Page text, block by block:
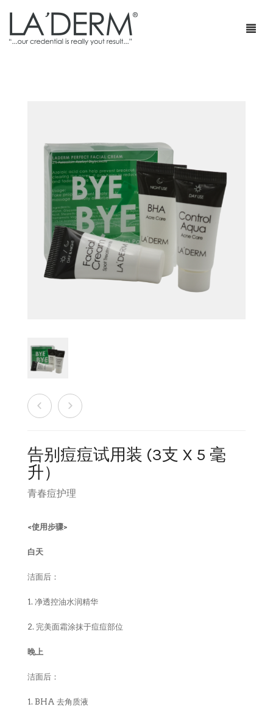
青春痘护理
防止敏感及修复
身体护理
面膜
保湿
疗程套装
卸妆水
消毒液
最新促销
特级销售商店
告别痘痘试用装 (3支 X 5 毫
升）
青春痘护理
<使用步骤>
白天
洁面后：
1. 净透控油水润精华
2. 完美面霜涂抹于痘痘部位
晚上
洁面后：
1. BHA 去角质液